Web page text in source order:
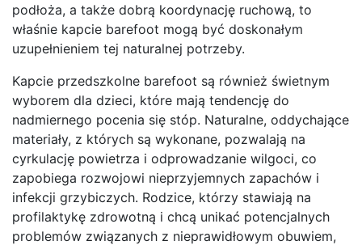
podłoża, a także dobrą koordynację ruchową, to
właśnie kapcie barefoot mogą być doskonałym
uzupełnieniem tej naturalnej potrzeby.
Kapcie przedszkolne barefoot są również świetnym
wyborem dla dzieci, które mają tendencję do
nadmiernego pocenia się stóp. Naturalne, oddychające
materiały, z których są wykonane, pozwalają na
cyrkulację powietrza i odprowadzanie wilgoci, co
zapobiega rozwojowi nieprzyjemnych zapachów i
infekcji grzybiczych. Rodzice, którzy stawiają na
profilaktykę zdrowotną i chcą unikać potencjalnych
problemów związanych z nieprawidłowym obuwiem,